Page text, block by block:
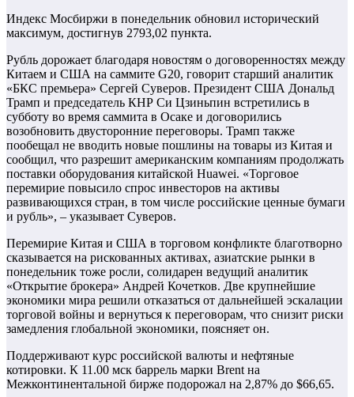
Индекс Мосбиржи в понедельник обновил исторический
максимум, достигнув 2793,02 пункта.
Рубль дорожает благодаря новостям о договоренностях между
Китаем и США на саммите G20, говорит старший аналитик
«БКС премьера» Сергей Суверов. Президент США Дональд
Трамп и председатель КНР Си Цзиньпин встретились в
субботу во время саммита в Осаке и договорились
возобновить двусторонние переговоры. Трамп также
пообещал не вводить новые пошлины на товары из Китая и
сообщил, что разрешит американским компаниям продолжать
поставки оборудования китайской Huawei. «Торговое
перемирие повысило спрос инвесторов на активы
развивающихся стран, в том числе российские ценные бумаги
и рубль», – указывает Суверов.
Перемирие Китая и США в торговом конфликте благотворно
сказывается на рискованных активах, азиатские рынки в
понедельник тоже росли, солидарен ведущий аналитик
«Открытие брокера» Андрей Кочетков. Две крупнейшие
экономики мира решили отказаться от дальнейшей эскалации
торговой войны и вернуться к переговорам, что снизит риски
замедления глобальной экономики, поясняет он.
Поддерживают курс российской валюты и нефтяные
котировки. К 11.00 мск баррель марки Brent на
Межконтинентальной бирже подорожал на 2,87% до $66,65.